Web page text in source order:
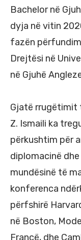
Bachelor në
dyja në vitin
fazën
Drejtësi në
në Gjuhë
Gjatë rrugëtimit
Z. Ismaili ka
përkushtim për
diplomacinë
mundësinë të
konferenca
përfshirë
në Boston,
Francë, dhe